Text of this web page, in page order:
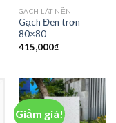
GẠCH LÁT NỀN
Gạch Đen trơn
80×80
415,000₫
Giảm giá!